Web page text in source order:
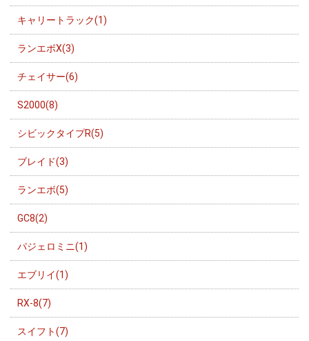
キャリートラック(1)
ランエボX(3)
チェイサー(6)
S2000(8)
シビックタイプR(5)
ブレイド(3)
ランエボ(5)
GC8(2)
パジェロミニ(1)
エブリイ(1)
RX-8(7)
スイフト(7)